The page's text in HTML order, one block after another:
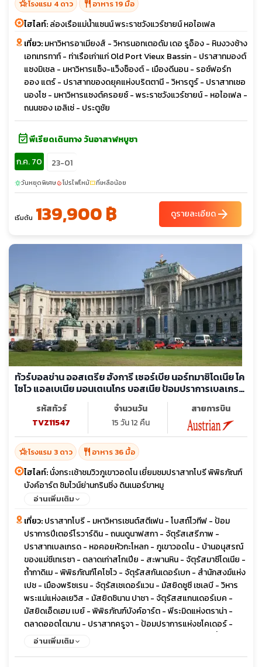
hotel_classโรงแรม 4 ดาว restaurant อาหาร 19 มื้อ
ไฮไลท์:ล่องเรือแม่น้ำแซนน์ พระราชวังแวร์ซายน์ หอไอเฟล
เที่ยว:มหาวิหารอาเมียงส์ - วิหารนอทเตอดัม เดอ รูอ็อง - หินงวงช้าง
เอทเทรทาท์ - ท่าเรือเก่าแก่ Old Port Vieux Bassin - ปราสาทมองต์
แซงมิเชล - มหาวิหารแซ็ง-แว็งซ็องต์ - เมืองดีนอน - รอซ์ฟอร์ท
ออง แตร์ - ปราสาทของดยุคแห่งบริตตานี - วิหารตูร์ - ปราสาทเชอ
นองโซ - มหาวิหารแซงต์ครอยซ์ - พระราชวังแวร์ซายน์ - หอไอเฟล -
ถนนชอง เอลิเซ่ - ประตูชัย
event_availableพีเรียดเดินทาง วันอาสาฬหบูชา
ก.ค. 70
23-01
sunnyวันหยุดพิเศษlocal_fire_departmentโปรไฟไหม้confirmation_numberที่เหลือน้อย
เริ่มต้น 139,900 ฿ ดูรายละเอียดarrow_forward
ทัวร์บอลข่าน ออสเตรีย ฮังการี เซอร์เบีย นอร์ทมาซิโดเนีย โค
โซโว แอลเบเนีย มอนเตเนโกร บอสเนีย ป้อมปราการเบลเกรด
พระราชวังโฮฟบวร์ค
รหัสทัวร์
TVZ11547
จำนวนวัน
15 วัน 12 คืน
สายการบิน
hotel_classโรงแรม 3 ดาว restaurant อาหาร 36 มื้อ
ไฮไลท์:นั่งกระเช้าชมวิวภูเขาวอดโน เยี่ยมชมปราสาทโบรี พิพิธภัณฑ์
บังค์อาร์ต ชิมไวน์ย่านกรินซิ่ง ดินเนอร์ขาหมู
อ่านเพิ่มเติม
เที่ยว:ปราสาทโบรี - มหาวิหารเซนต์สตีเฟน - โบสถ์โวทีฟ - ป้อม
ปราการปีเตอร์โรวาร์ดิน - ถนนดูนาฟสกา - จัตุรัสเสรีภาพ -
ปราสาทเบลเกรด - หอคอยหัวกะโหลก - ภูเขาวอดโน - บ้านอนุสรณ์
ของแม่ชีเทเรซา - ตลาดเก่าสโกเปีย - สะพานหิน - จัตุรัสมาซีโดเนีย -
ถ้ำกาดิเม - พิพิธภัณฑ์โคโซโว - จัตุรัสสกันเดอร์เบก - สำนักสงฆ์แห่ง
เปช - เมืองพริซเรน - จัตุรัสเชเดอร์แวน - มัสยิดซูซี เซเลบี - วิหาร
พระแม่แห่งลเยวิส - มัสยิดซินาน ปาชา - จัตุรัสสแกนเดอร์เบค -
มัสยิดเอ็ดเฮม เบย์ - พิพิธภัณฑ์บังค์อาร์ต - พีระมิดแห่งตราน่า -
ตลาดออตโตมาน - ปราสาทครูจา - ป้อมปราการแห่งชโคเดอร์ -
ทะเลสาบชโคดรา - สะพานมิลเลนเนียม - มหาวิหารแห่งการฟื้นฟู
อ่านเพิ่มเติม